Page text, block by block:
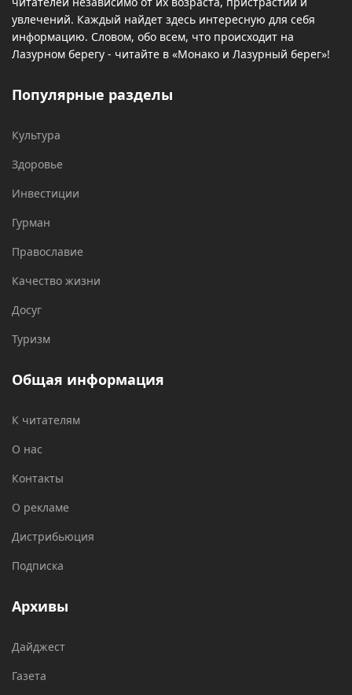
увлечений. Каждый найдет здесь интересную для себя
информацию. Словом, обо всем, что происходит на
Лазурном берегу - читайте в «Монако и Лазурный берег»!
Популярные разделы
Культура
Здоровье
Инвестиции
Гурман
Православие
Качество жизни
Досуг
Туризм
Общая информация
К читателям
О нас
Контакты
О рекламе
Дистрибьюция
Подписка
Архивы
Дайджест
Газета